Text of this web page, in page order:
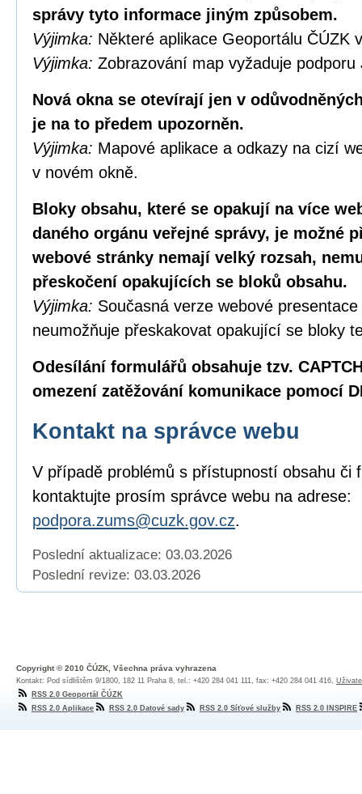
správy tyto informace jiným způsobem.
Výjimka: Některé aplikace Geoportálu ČÚZK
Výjimka: Zobrazování map vyžaduje podporu
Nová okna se otevírají jen v
je na to předem upozorněn.
Výjimka: Mapové aplikace a odkazy na cizí
v novém okně.
Bloky obsahu, které se opakují na více
daného orgánu veřejné správy, je možné
webové stránky nemají velký rozsah,
přeskočení opakujících se bloků obsahu.
Výjimka: Současná verze webové
neumožňuje přeskakovat opakující se bloky
Odesílání formulářů obsahuje tzv.
omezení zatěžování komunikace pomocí
Kontakt na správce webu
V případě problémů s přístupností obsahu či
kontaktujte prosím správce webu na adrese:
podpora.zums@cuzk.gov.cz.
Poslední aktualizace: 03.03.2026
Poslední revize: 03.03.2026
Copyright © 2010 ČÚZK, Všechna práva vyhrazena
Kontakt: Pod sídlištěm 9/1800, 182 11 Praha 8, tel.: +420 284 041 111, fax: +420 284 041 416,
RSS 2.0 Geoportál ČÚZK
RSS 2.0 Aplikace
RSS 2.0 Datové sady RSS 2.0 Síťové služby RSS 2.0 INSPIRE